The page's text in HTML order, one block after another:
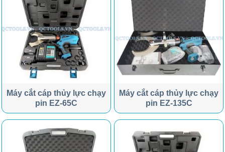
Máy cắt cáp thủy lực chạy
pin EZ-65C
Máy cắt cáp thủy lực chạy
pin EZ-135C